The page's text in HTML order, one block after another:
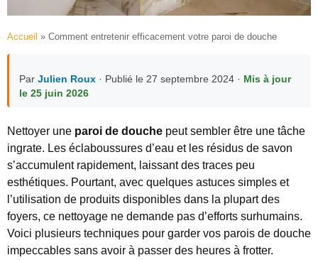
Accueil » Comment entretenir efficacement votre paroi de douche
Par Julien Roux · Publié le 27 septembre 2024 · Mis à jour
le 25 juin 2026
Nettoyer une paroi de douche peut sembler être une tâche
ingrate. Les éclaboussures d’eau et les résidus de savon
s’accumulent rapidement, laissant des traces peu
esthétiques. Pourtant, avec quelques astuces simples et
l’utilisation de produits disponibles dans la plupart des
foyers, ce nettoyage ne demande pas d’efforts surhumains.
Voici plusieurs techniques pour garder vos parois de douche
impeccables sans avoir à passer des heures à frotter.